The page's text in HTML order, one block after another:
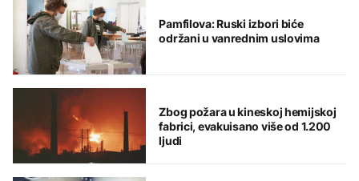
Pamfilova: Ruski izbori biće
održani u vanrednim uslovima
Zbog požara u kineskoj hemijskoj
fabrici, evakuisano više od 1.200
ljudi